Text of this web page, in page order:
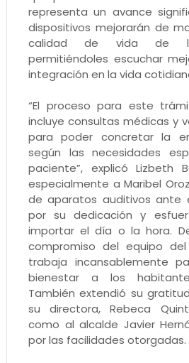
representa un avance
dispositivos mejorarán de
calidad de vida de
permitiéndoles escuchar
integración en la vida
“El proceso para este
incluye consultas médicas y
para poder concretar la
según las necesidades
paciente”, explicó Lizbeth
especialmente a Maribel
de aparatos auditivos ante
por su dedicación y
importar el día o la hora.
compromiso del equipo del
trabaja incansablemente
bienestar a los
También extendió su
su directora, Rebeca
como al alcalde Javier
por las facilidades otorgadas.